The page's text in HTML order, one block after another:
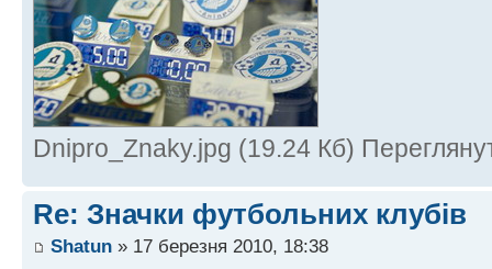
Dnipro_Znaky.jpg (19.24 Кб)
Re: Значки футбольних клубів
Shatun » 17 березня 2010, 18:38